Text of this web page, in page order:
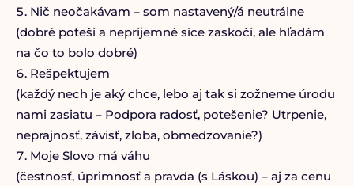
Nič neočakávam – som nastavený/á neutrálne
(dobré poteší a nepríjemné síce zaskočí, ale hľadám
na čo to bolo dobré)
Rešpektujem
(každý nech je aký chce, lebo aj tak si zožneme úrodu
nami zasiatu – Podpora radosť, potešenie? Utrpenie,
neprajnosť, závisť, zloba, obmedzovanie?)
Moje Slovo má váhu
(čestnosť, úprimnosť a pravda (s Láskou) – aj za cenu